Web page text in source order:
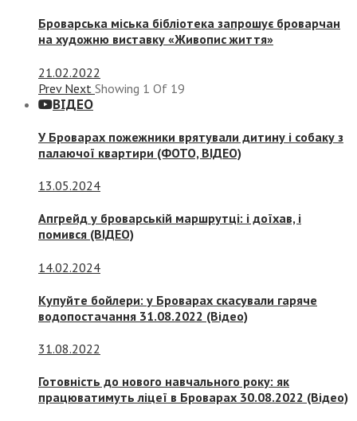
Броварська міська бібліотека запрошує броварчан
на художню виставку «Живопис життя»
21.02.2022
Prev Next Showing 1 Of 19
ВІДЕО
У Броварах пожежники врятували дитину і собаку з
палаючої квартири (ФОТО, ВІДЕО)
13.05.2024
Апгрейд у броварській маршрутці: і доїхав, і
помився (ВІДЕО)
14.02.2024
Купуйте бойлери: у Броварах скасували гаряче
водопостачання 31.08.2022 (Відео)
31.08.2022
Готовність до нового навчального року: як
працюватимуть ліцеї в Броварах 30.08.2022 (Відео)